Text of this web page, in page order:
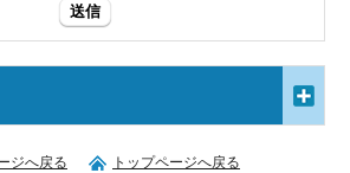
送信
ジへ戻る トップページへ戻る